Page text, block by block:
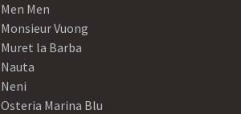
Men Men
Monsieur Vuong
Muret la Barba
Nauta
Neni
Osteria Marina Blu